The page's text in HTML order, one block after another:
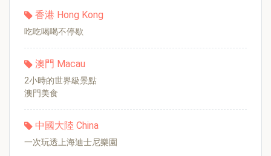
香港 Hong Kong
吃吃喝喝不停歇
澳門 Macau
2小時的世界級景點
澳門美食
中國大陸 China
一次玩透上海迪士尼樂園